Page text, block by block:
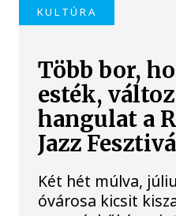
KULTÚRA
Több bor,
esték,
hangulat a
Jazz
Két hét múlva,
óvárosa kicsit